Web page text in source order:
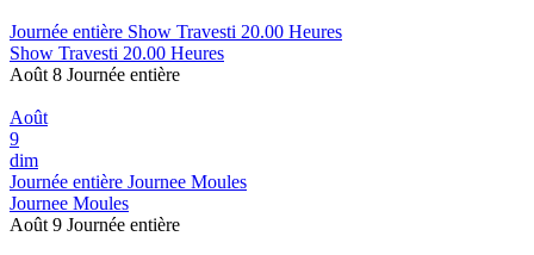
Journée entière Show Travesti 20.00 Heures
Show Travesti 20.00 Heures
Août 8 Journée entière
Août
9
dim
Journée entière Journee Moules
Journee Moules
Août 9 Journée entière